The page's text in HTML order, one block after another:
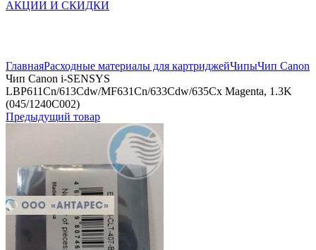
АКЦИИ И СКИДКИ
ГлавнаяРасходные материалы для картриджейЧипыЧип Canon
Чип Canon i-SENSYS
LBP611Cn/613Cdw/MF631Cn/633Cdw/635Cx Magenta, 1.3K
(045/1240C002)
Предыдущий товар